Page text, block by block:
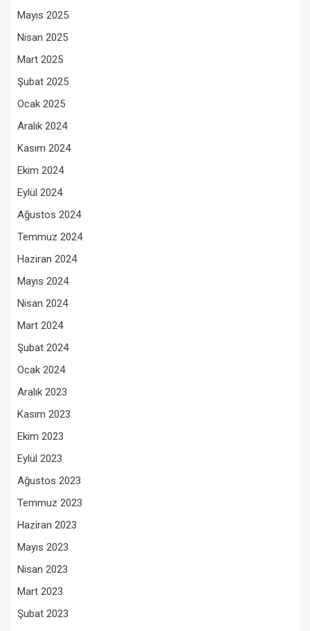
Mayıs 2025
Nisan 2025
Mart 2025
Şubat 2025
Ocak 2025
Aralık 2024
Kasım 2024
Ekim 2024
Eylül 2024
Ağustos 2024
Temmuz 2024
Haziran 2024
Mayıs 2024
Nisan 2024
Mart 2024
Şubat 2024
Ocak 2024
Aralık 2023
Kasım 2023
Ekim 2023
Eylül 2023
Ağustos 2023
Temmuz 2023
Haziran 2023
Mayıs 2023
Nisan 2023
Mart 2023
Şubat 2023